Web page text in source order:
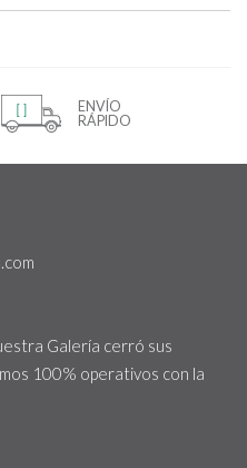
ENVÍO
RÁPIDO
Galería cerró sus
100% operativos con la